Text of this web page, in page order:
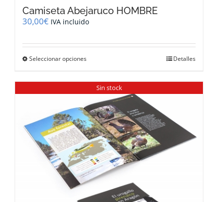
Camiseta Abejaruco HOMBRE
30,00€ IVA incluido
Seleccionar opciones
múltiples
variantes.
Las
opciones
se
pueden
elegir
en
la
página
de
producto
Detalles
Sin stock